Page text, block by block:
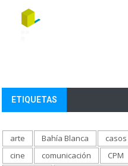
ETIQUETAS
arte Bahía Blanca casos
cine
comunicación CPM